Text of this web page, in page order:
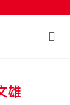
雄